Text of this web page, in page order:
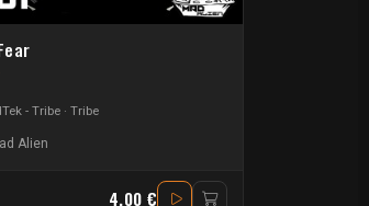
- Tribe Tribe
Alien
4.00 €